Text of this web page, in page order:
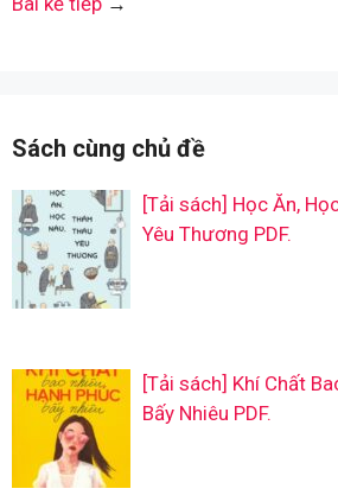
Sách cùng chủ đề
[Tải sách] Học Ăn,
Yêu Thương PDF.
[Tải sách] Khí Chất
Bấy Nhiêu PDF.